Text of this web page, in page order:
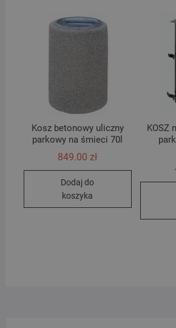
Kosz betonowy uliczny
parkowy na śmieci 70l
849.00zł
Dodaj do
koszyka
KOSZ